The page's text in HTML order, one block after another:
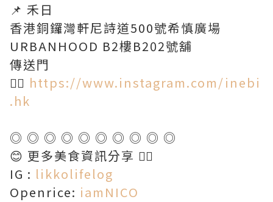
📌 禾日
香港銅鑼灣軒尼詩道500號希慎廣場
URBANHOOD B2樓B202號舖
傳送門
👉🏻 https://www.instagram.com/inebi
.hk
◎ ◎ ◎ ◎ ◎ ◎ ◎ ◎ ◎ ◎
😊 更多美食資訊分享 👇🏻
IG : likkolifelog
Openrice: iamNICO